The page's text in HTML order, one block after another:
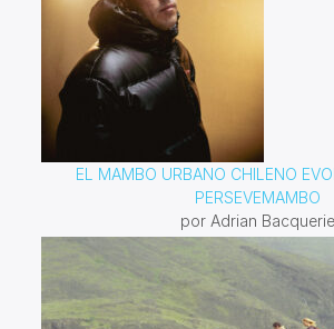
EL MAMBO URBANO CHILENO
PERSEVEMAMBO
por Adrian Bacquerie